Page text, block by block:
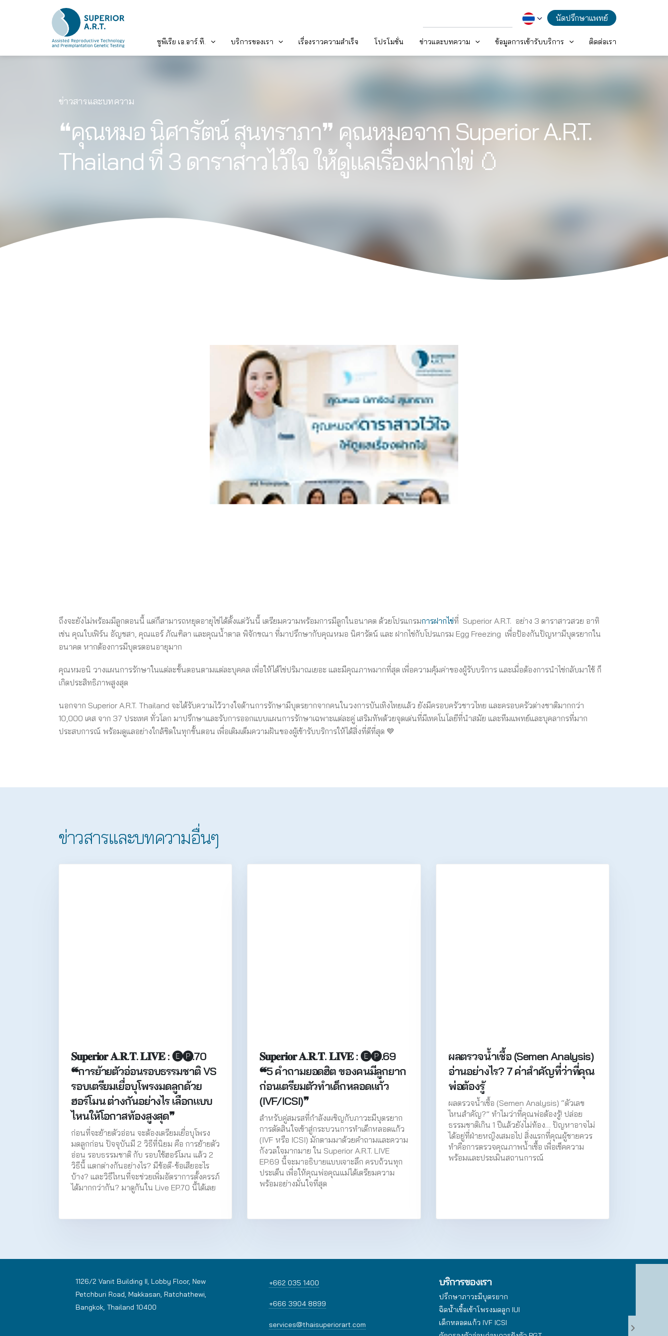
นัดปรึกษาแพทย์
ซูพีเรีย เอ.อาร์.ที. บริการของเรา เรื่องราวความสำเร็จ โปรโมชั่น ข่าวและบทความ ข้อมูลการเข้ารับบริการ ติดต่อเรา
ข่าวสารและบทความ
❝คุณหมอ นิศารัตน์ สุนทราภา❞ คุณหมอจาก Superior A.R.T.
Thailand ที่ 3 ดาราสาวไว้ใจ ให้ดูแลเรื่องฝากไข่ 🥚
ถึงจะยังไม่พร้อมมีลูกตอนนี้ แต่ก็สามารถหยุดอายุไข่ได้ตั้งแต่วันนี้ เตรียมความพร้อมการมีลูกในอนาคต ด้วยโปรแกรมการฝากไข่ที่ Superior A.R.T. อย่าง 3 ดาราสาวสวย อาทิ
เช่น คุณใบเฟิร์น อัญชสา, คุณแอร์ ภัณฑิลา และคุณน้ำตาล พิจักขณา ที่มาปรึกษากับคุณหมอ นิศารัตน์ และ ฝากไข่กับโปรแกรม Egg Freezing เพื่อป้องกันปัญหามีบุตรยากใน
อนาคต หากต้องการมีบุตรตอนอายุมาก
คุณหมอนิ วางแผนการรักษาในแต่ละขั้นตอนตามแต่ละบุคคล เพื่อให้ได้ไข่ปริมาณเยอะ และมีคุณภาพมากที่สุด เพื่อความคุ้มค่าของผู้รับบริการ และเมื่อต้องการนำไข่กลับมาใช้ ก็
เกิดประสิทธิภาพสูงสุด
นอกจาก Superior A.R.T. Thailand จะได้รับความไว้วางใจด้านการรักษามีบุตรยากจากคนในวงการบันเทิงไทยแล้ว ยังมีครอบครัวชาวไทย และครอบครัวต่างชาติมากกว่า
10,000 เคส จาก 37 ประเทศ ทั่วโลก มาปรึกษาและรับการออกแบบแผนการรักษาเฉพาะแต่ละคู่ เสริมทัพด้วยจุดเด่นที่มีเทคโนโลยีที่นำสมัย และทีมแพทย์และบุคลากรที่มาก
ประสบการณ์ พร้อมดูแลอย่างใกล้ชิดในทุกขั้นตอน เพื่อเติมเต็มความฝันของผู้เข้ารับบริการให้ได้สิ่งที่ดีที่สุด 💙
ข่าวสารและบทความอื่นๆ
𝐒𝐮𝐩𝐞𝐫𝐢𝐨𝐫 𝐀.𝐑.𝐓. 𝐋𝐈𝐕𝐄 : 🅔🅟.70
❝การย้ายตัวอ่อนรอบธรรมชาติ VS
รอบเตรียมเยื่อบุโพรงมดลูกด้วย
ฮอร์โมน ต่างกันอย่างไร เลือกแบบ
ไหนให้โอกาสท้องสูงสุด❞
ก่อนที่จะย้ายตัวอ่อน จะต้องเตรียมเยื่อบุโพรง
มดลูกก่อน ปัจจุบันมี 2 วิธีที่นิยม คือ การย้ายตัว
อ่อน รอบธรรมชาติ กับ รอบใช้ฮอร์โมน แล้ว 2
วิธีนี้ แตกต่างกันอย่างไร? มีข้อดี-ข้อเสียอะไร
บ้าง? และวิธีไหนที่จะช่วยเพิ่มอัตราการตั้งครรภ์
ได้มากกว่ากัน? มาดูกันใน Live EP.70 นี้ได้เลย
𝐒𝐮𝐩𝐞𝐫𝐢𝐨𝐫 𝐀.𝐑.𝐓. 𝐋𝐈𝐕𝐄 : 🅔🅟.69
❝5 คำถามยอดฮิต ของคนมีลูกยาก
ก่อนเตรียมตัวทำเด็กหลอดแก้ว
(IVF/ICSI)❞
สำหรับคู่สมรสที่กำลังเผชิญกับภาวะมีบุตรยาก
การตัดสินใจเข้าสู่กระบวนการทำเด็กหลอดแก้ว
(IVF หรือ ICSI) มักตามมาด้วยคำถามและความ
กังวลใจมากมาย ใน Superior A.R.T. LIVE
EP.69 นี้จะมาอธิบายแบบเจาะลึก ครบถ้วนทุก
ประเด็น เพื่อให้คุณพ่อคุณแม่ได้เตรียมความ
พร้อมอย่างมั่นใจที่สุด
ผลตรวจน้ำเชื้อ (Semen Analysis)
อ่านอย่างไร? 7 ค่าสำคัญที่ว่าที่คุณ
พ่อต้องรู้
ผลตรวจน้ำเชื้อ (Semen Analysis) “ตัวเลข
ไหนสำคัญ?” ทำไมว่าที่คุณพ่อต้องรู้! ปล่อย
ธรรมชาติเกิน 1 ปีแล้วยังไม่ท้อง… ปัญหาอาจไม่
ได้อยู่ที่ฝ่ายหญิงเสมอไป สิ่งแรกที่คุณผู้ชายควร
ทำคือการตรวจคุณภาพน้ำเชื้อ เพื่อเช็คความ
พร้อมและประเมินสถานการณ์
1126/2 Vanit Building II, Lobby Floor, New
Petchburi Road, Makkasan, Ratchathewi,
Bangkok, Thailand 10400
+662 035 1400
+666 3904 8899
services@thaisuperiorart.com
บริการของเรา
ปรึกษาภาวะมีบุตรยาก
ฉีดน้ำเชื้อเข้าโพรงมดลูก IUI
เด็กหลอดแก้ว IVF ICSI